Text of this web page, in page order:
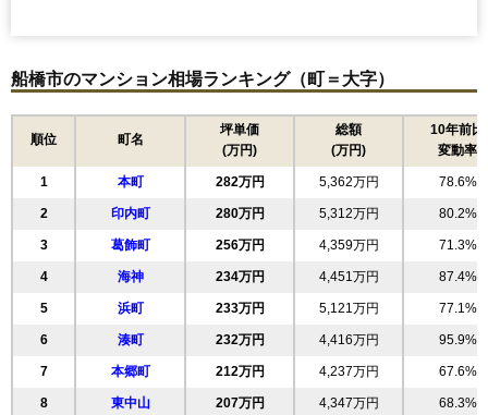
クリオ船橋1番館
住所 千葉県船橋市宮本9丁目
交通
船橋競馬場駅（2分）、南船橋駅（15分）、船橋駅
（16分）
相場
(45.7万円/㎡~49.0万円/㎡)
無料一括査定をする
リビオ船橋本町通り
住所 千葉県船橋市宮本2丁目
船橋市のマンション相場ランキング（町＝大字）
順位 町名
坪単価
(万円)
総額
(万円)
10年前比
変動率
1 本町 282万円 5,362万円 78.6%
2 印内町 280万円 5,312万円 80.2%
3 葛飾町 256万円 4,359万円 71.3%
4 海神 234万円 4,451万円 87.4%
5 浜町 233万円 5,121万円 77.1%
6 湊町 232万円 4,416万円 95.9%
7 本郷町 212万円 4,237万円 67.6%
8 東中山 207万円 4,347万円 68.3%